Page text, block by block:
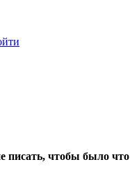
чтобы было